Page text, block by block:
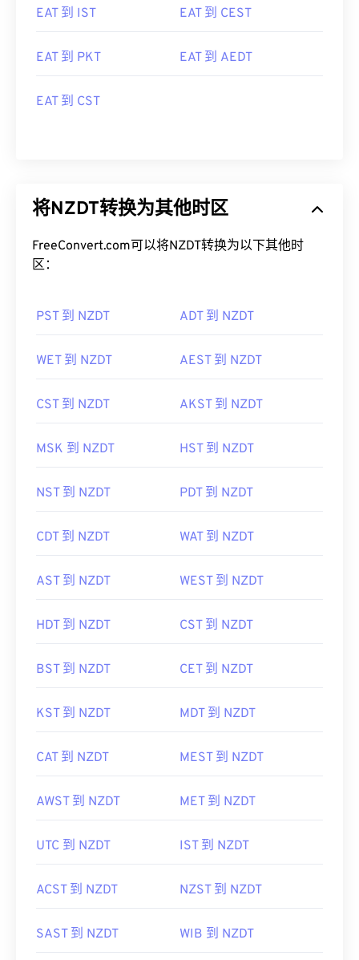
EAT 到 IST EAT 到 CEST
EAT 到 PKT EAT 到 AEDT
EAT 到 CST
将NZDT转换为其他时区
FreeConvert.com可以将NZDT转换为以下其他时
区：
PST 到 NZDT ADT 到 NZDT
WET 到 NZDT AEST 到 NZDT
CST 到 NZDT AKST 到 NZDT
MSK 到 NZDT HST 到 NZDT
NST 到 NZDT PDT 到 NZDT
CDT 到 NZDT WAT 到 NZDT
AST 到 NZDT WEST 到 NZDT
HDT 到 NZDT CST 到 NZDT
BST 到 NZDT CET 到 NZDT
KST 到 NZDT MDT 到 NZDT
CAT 到 NZDT MEST 到 NZDT
AWST 到 NZDT MET 到 NZDT
UTC 到 NZDT IST 到 NZDT
ACST 到 NZDT NZST 到 NZDT
SAST 到 NZDT WIB 到 NZDT